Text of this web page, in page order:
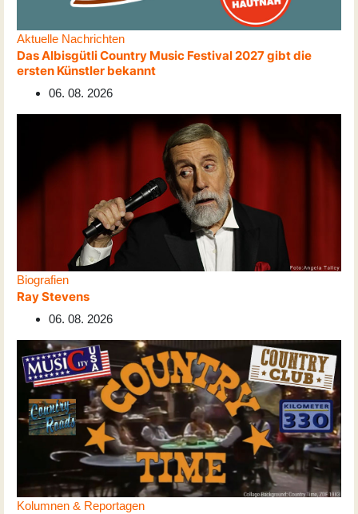
Aktuelle Nachrichten
Das Albisgütli Country Music Festival 2027 gibt die
ersten Künstler bekannt
06. 08. 2026
Biografien
Ray Stevens
06. 08. 2026
Kolumnen & Reportagen